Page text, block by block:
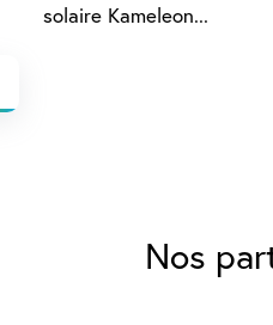
solaire Kameleon...
Nos